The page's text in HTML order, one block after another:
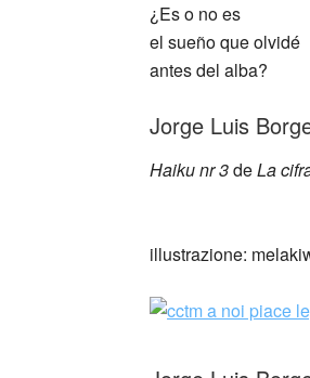
¿Es o no es
el sueño que olvidé
antes del alba?
Jorge Luis
Haiku nr 3deLa
illustrazione: